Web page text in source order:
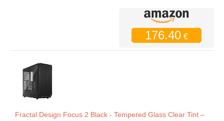
176.40 €
Fractal Design Focus 2 Black - Tempered Glass Clear Tint –